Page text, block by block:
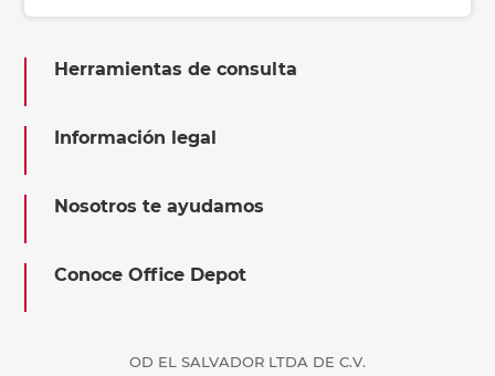
Herramientas de consulta
Información legal
Nosotros te ayudamos
Conoce Office Depot
OD EL SALVADOR LTDA DE C.V.